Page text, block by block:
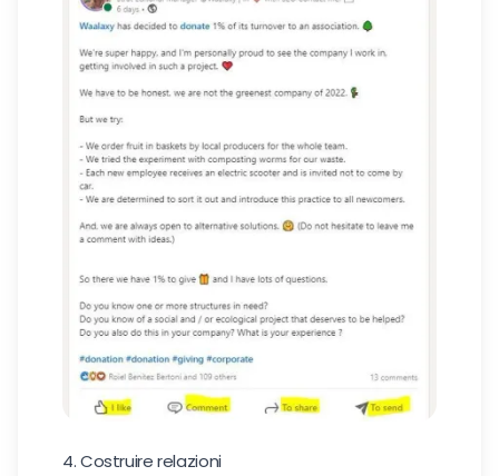
4. Costruire relazioni